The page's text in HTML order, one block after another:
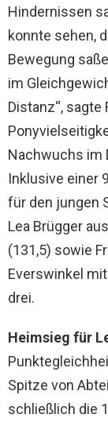
Hindernissen
konnte sehen,
Bewegung
im
Distanz“, sagte
Nachwuchs im
Inklusive einer
für den jungen
Lea Brügger
(131,5) sowie
Everswinkel
drei.
Heimsieg für
Spitze von
schließlich die